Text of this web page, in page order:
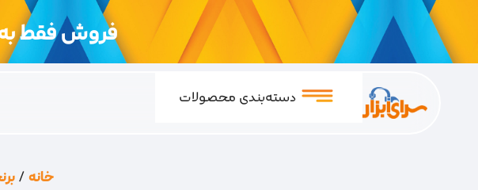
فروش فقط
دسته‌بندی محصولات
خانه/